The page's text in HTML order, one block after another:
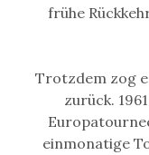
frühe
Trotzdem zog
zurück.
einmonatige